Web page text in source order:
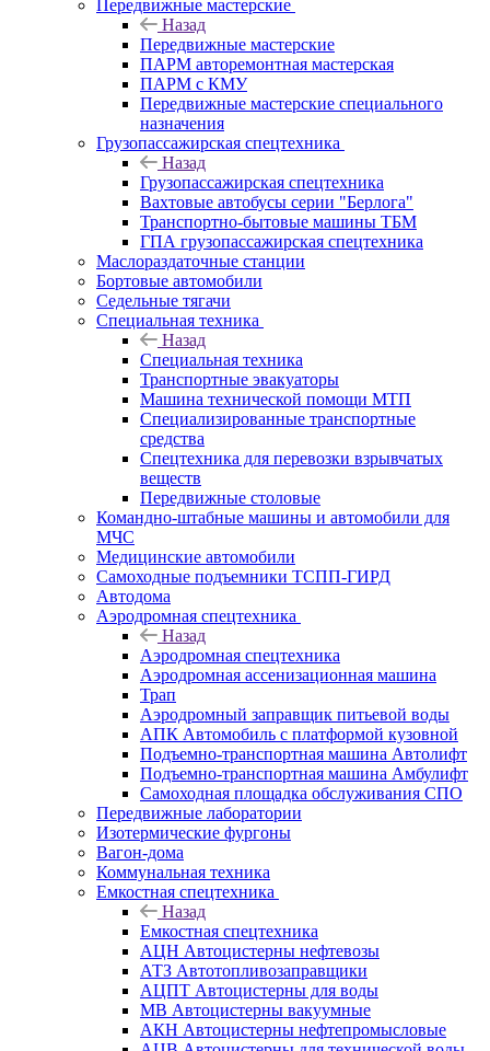
Передвижные мастерские
Назад
Передвижные мастерские
ПАРМ авторемонтная мастерская
ПАРМ с КМУ
Передвижные мастерские специального
назначения
Грузопассажирская спецтехника
Назад
Грузопассажирская спецтехника
Вахтовые автобусы серии "Берлога"
Транспортно-бытовые машины ТБМ
ГПА грузопассажирская спецтехника
Маслораздаточные станции
Бортовые автомобили
Седельные тягачи
Специальная техника
Назад
Специальная техника
Транспортные эвакуаторы
Машина технической помощи МТП
Специализированные транспортные
средства
Спецтехника для перевозки взрывчатых
веществ
Передвижные столовые
Командно-штабные машины и автомобили для
МЧС
Медицинские автомобили
Самоходные подъемники ТСПП-ГИРД
Автодома
Аэродромная спецтехника
Назад
Аэродромная спецтехника
Аэродромная ассенизационная машина
Трап
Аэродромный заправщик питьевой воды
АПК Автомобиль с платформой кузовной
Подъемно-транспортная машина Автолифт
Подъемно-транспортная машина Амбулифт
Самоходная площадка обслуживания СПО
Передвижные лаборатории
Изотермические фургоны
Вагон-дома
Коммунальная техника
Емкостная спецтехника
Назад
Емкостная спецтехника
АЦН Автоцистерны нефтевозы
АТЗ Автотопливозаправщики
АЦПТ Автоцистерны для воды
МВ Автоцистерны вакуумные
АКН Автоцистерны нефтепромысловые